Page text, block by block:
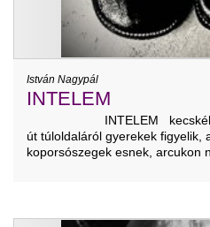
István Nagypál
INTELEM
INTELEM kecskék
út túloldaláról gyerekek figyelik,
koporsószegek esnek, arcukon